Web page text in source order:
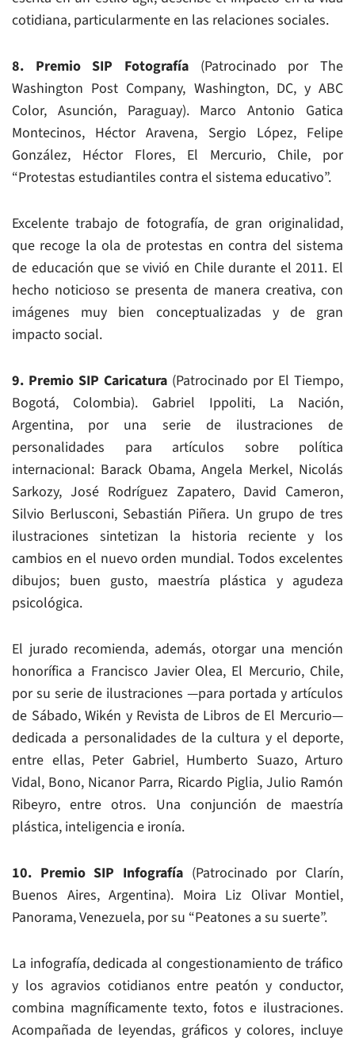
cotidiana, particularmente en las relaciones sociales.
8. Premio SIP Fotografía (Patrocinado por The
Washington Post Company, Washington, DC, y ABC
Color, Asunción, Paraguay). Marco Antonio Gatica
Montecinos, Héctor Aravena, Sergio López, Felipe
González, Héctor Flores, El Mercurio, Chile, por
“Protestas estudiantiles contra el sistema educativo”.
Excelente trabajo de fotografía, de gran originalidad,
que recoge la ola de protestas en contra del sistema
de educación que se vivió en Chile durante el 2011. El
hecho noticioso se presenta de manera creativa, con
imágenes muy bien conceptualizadas y de gran
impacto social.
9. Premio SIP Caricatura (Patrocinado por El Tiempo,
Bogotá, Colombia). Gabriel Ippoliti, La Nación,
Argentina, por una serie de ilustraciones de
personalidades para artículos sobre política
internacional: Barack Obama, Angela Merkel, Nicolás
Sarkozy, José Rodríguez Zapatero, David Cameron,
Silvio Berlusconi, Sebastián Piñera. Un grupo de tres
ilustraciones sintetizan la historia reciente y los
cambios en el nuevo orden mundial. Todos excelentes
dibujos; buen gusto, maestría plástica y agudeza
psicológica.
El jurado recomienda, además, otorgar una mención
honorífica a Francisco Javier Olea, El Mercurio, Chile,
por su serie de ilustraciones —para portada y artículos
de Sábado, Wikén y Revista de Libros de El Mercurio—
dedicada a personalidades de la cultura y el deporte,
entre ellas, Peter Gabriel, Humberto Suazo, Arturo
Vidal, Bono, Nicanor Parra, Ricardo Piglia, Julio Ramón
Ribeyro, entre otros. Una conjunción de maestría
plástica, inteligencia e ironía.
10. Premio SIP Infografía (Patrocinado por Clarín,
Buenos Aires, Argentina). Moira Liz Olivar Montiel,
Panorama, Venezuela, por su “Peatones a su suerte”.
La infografía, dedicada al congestionamiento de tráfico
y los agravios cotidianos entre peatón y conductor,
combina magníficamente texto, fotos e ilustraciones.
Acompañada de leyendas, gráficos y colores, incluye